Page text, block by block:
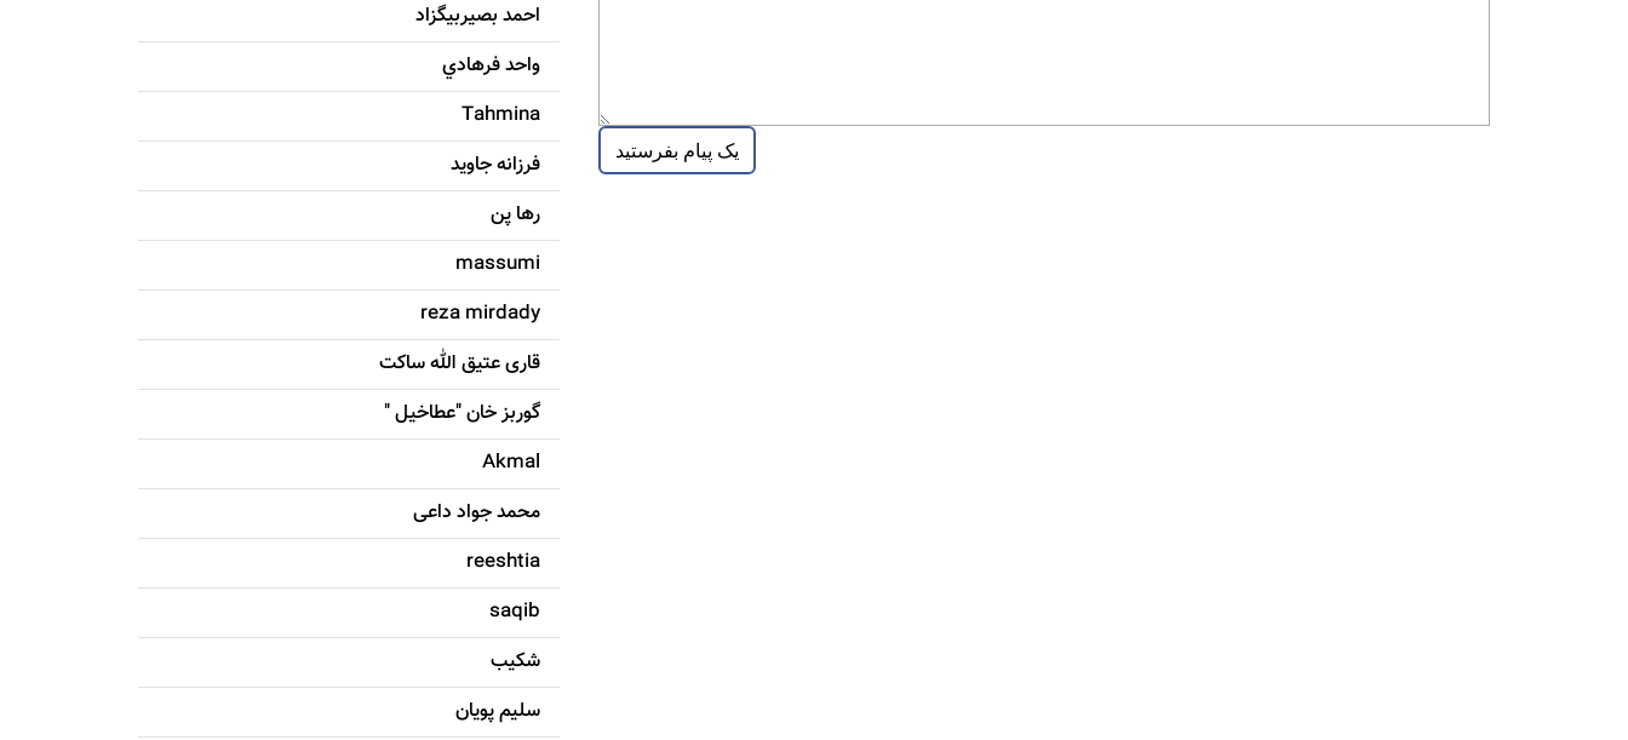
احمد بصيربيگزاد
واحد فرهادي
Tahmina
فرزانه جاويد
رها پن
massumi
reza mirdady
قاری عتیق الله ساکت
گوربز خان "عطاخیل "
Akmal
محمد جواد داعی
reeshtia
saqib
شکيب
سليم پویان